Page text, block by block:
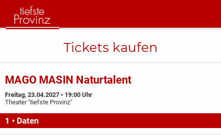
Tickets kaufen
MAGO MASIN Naturtalent
Freitag, 23.04.2027 • 19:00 Uhr
Theater "tiefste Provinz"
1 • Daten